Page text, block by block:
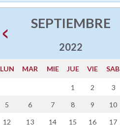
SEPTIEMBRE
2022
LUN MAR MIE JUE VIE SAB
1 2 3
5 6 7 8 9 10
12 13 14 15 16 17